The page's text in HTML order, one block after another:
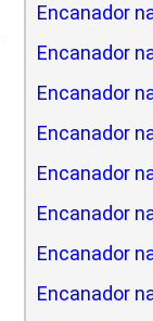
Encanador
Encanador
Encanador
Encanador
Encanador
Encanador
Encanador
Encanador